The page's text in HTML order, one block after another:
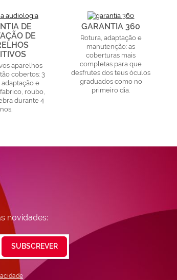
DE
DE
aparelhos
cobertos: 3
adaptação e
roubo,
durante 4
GARANTIA 360
Rotura, adaptação e
manutenção: as
coberturas mais
completas para que
desfrutes dos teus óculos
graduados como no
primeiro dia.
novidades:
SUBSCREVER